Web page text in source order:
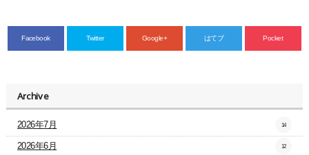
Facebook Twitter Google+ はてブ Pocket
Archive
2026年7月 14
2026年6月 12